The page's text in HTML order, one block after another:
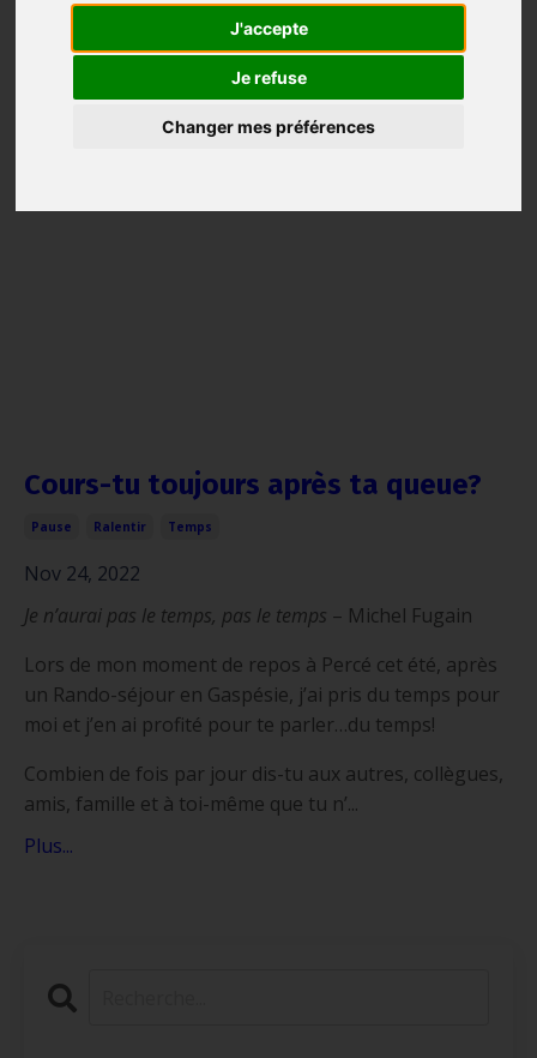
J'accepte
Je refuse
Changer mes préférences
réaliser, avec une bonne amie, son rêve de marcher
un des chemins de Compostelle. Freinée par ses
Cours-tu toujours après ta queue?
Pause Ralentir Temps
Nov 24, 2022
Je n’aurai pas le temps, pas le temps – Michel Fugain
Lors de mon moment de repos à Percé cet été, après
un Rando-séjour en Gaspésie, j’ai pris du temps pour
moi et j’en ai profité pour te parler…du temps!
Combien de fois par jour dis-tu aux autres, collègues,
amis, famille et à toi-même que tu n’...
Plus...